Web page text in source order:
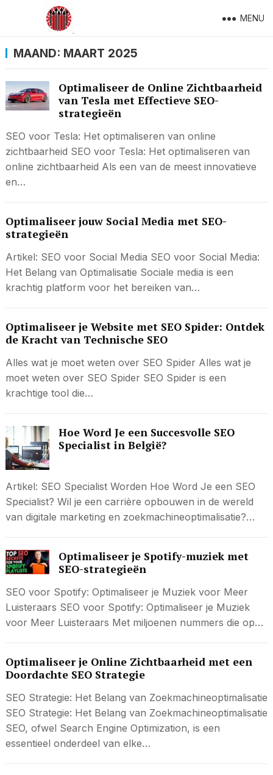
MENU
MAAND: MAART 2025
Optimaliseer de Online Zichtbaarheid
van Tesla met Effectieve SEO-
strategieën
SEO voor Tesla: Het optimaliseren van online
zichtbaarheid SEO voor Tesla: Het optimaliseren van
online zichtbaarheid Als een van de meest innovatieve
en…
Optimaliseer jouw Social Media met SEO-
strategieën
Artikel: SEO voor Social Media SEO voor Social Media:
Het Belang van Optimalisatie Sociale media is een
krachtig platform voor het bereiken van…
Optimaliseer je Website met SEO Spider: Ontdek
de Kracht van Technische SEO
Alles wat je moet weten over SEO Spider Alles wat je
moet weten over SEO Spider SEO Spider is een
krachtige tool die…
Hoe Word Je een Succesvolle SEO
Specialist in België?
Artikel: SEO Specialist Worden Hoe Word Je een SEO
Specialist? Wil je een carrière opbouwen in de wereld
van digitale marketing en zoekmachineoptimalisatie?…
Optimaliseer je Spotify-muziek met
SEO-strategieën
SEO voor Spotify: Optimaliseer je Muziek voor Meer
Luisteraars SEO voor Spotify: Optimaliseer je Muziek
voor Meer Luisteraars Met miljoenen nummers die op…
Optimaliseer je Online Zichtbaarheid met een
Doordachte SEO Strategie
SEO Strategie: Het Belang van Zoekmachineoptimalisatie
SEO Strategie: Het Belang van Zoekmachineoptimalisatie
SEO, ofwel Search Engine Optimization, is een
essentieel onderdeel van elke…